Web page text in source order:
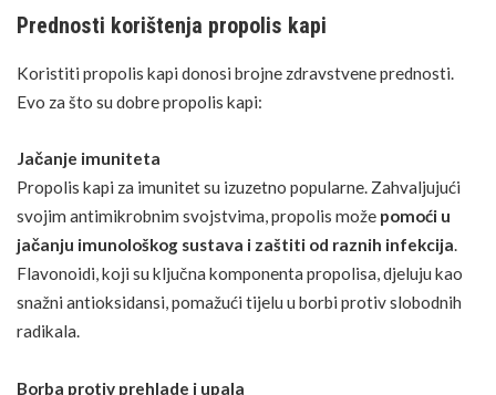
Prednosti korištenja propolis kapi
Koristiti propolis kapi donosi brojne zdravstvene prednosti.
Evo za što su dobre propolis kapi:
Jačanje imuniteta
Propolis kapi za imunitetsu izuzetno popularne. Zahvaljujući
svojim antimikrobnim svojstvima, propolis može pomoći u
jačanju imunološkog sustava i zaštiti od raznih infekcija.
Flavonoidi, koji su ključna komponenta propolisa, djeluju kao
snažni antioksidansi, pomažući tijelu u borbi protiv slobodnih
radikala.
Borba protiv prehlade i upala